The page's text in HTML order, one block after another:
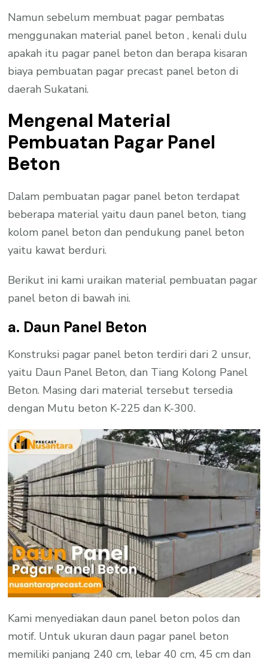
Namun sebelum membuat pagar pembatas
menggunakan material panel beton , kenali dulu
apakah itu pagar panel beton dan berapa kisaran
biaya pembuatan pagar precast panel beton di
daerah Sukatani.
Mengenal Material
Pembuatan Pagar Panel
Beton
Dalam pembuatan pagar panel beton terdapat
beberapa material yaitu daun panel beton, tiang
kolom panel beton dan pendukung panel beton
yaitu kawat berduri.
Berikut ini kami uraikan material pembuatan pagar
panel beton di bawah ini.
a. Daun Panel Beton
Konstruksi pagar panel beton terdiri dari 2 unsur,
yaitu Daun Panel Beton, dan Tiang Kolong Panel
Beton. Masing dari material tersebut tersedia
dengan Mutu beton K-225 dan K-300.
Kami menyediakan daun panel beton polos dan
motif. Untuk ukuran daun pagar panel beton
memiliki panjang 240 cm, lebar 40 cm, 45 cm dan